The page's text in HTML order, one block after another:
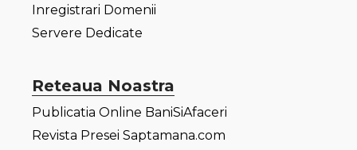
Inregistrari Domenii
Servere Dedicate
Reteaua Noastra
Publicatia Online BaniSiAfaceri
Revista Presei Saptamana.com